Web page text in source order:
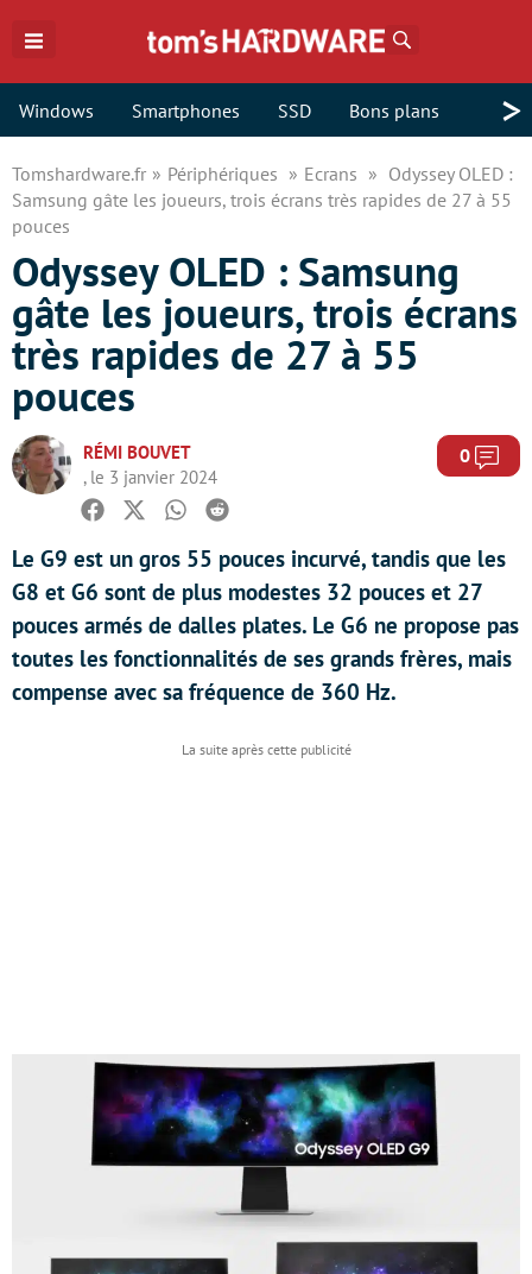
Windows Smartphones SSD Bons plans >
Tomshardware.fr Périphériques Ecrans
Odyssey OLED :
Samsung gâte les joueurs, trois écrans très rapides de 27 à 55
pouces
Odyssey OLED : Samsung
gâte les joueurs, trois écrans
très rapides de 27 à 55
pouces
RÉMI BOUVET
, le 3 janvier 2024
0
Facebook
TwitterWhatsapp
Reddit
Le G9 est un gros 55 pouces incurvé, tandis que les
G8 et G6 sont de plus modestes 32 pouces et 27
pouces armés de dalles plates. Le G6 ne propose pas
toutes les fonctionnalités de ses grands frères, mais
compense avec sa fréquence de 360 Hz.